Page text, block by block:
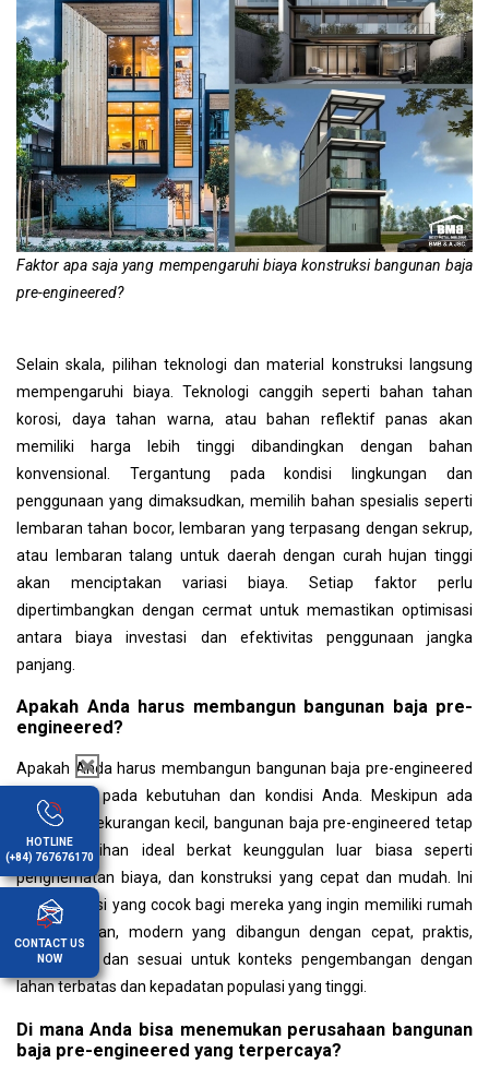
Faktor apa saja yang mempengaruhi biaya konstruksi bangunan baja
pre-engineered?
Selain skala, pilihan teknologi dan material konstruksi langsung
mempengaruhi biaya. Teknologi canggih seperti bahan tahan
korosi, daya tahan warna, atau bahan reflektif panas akan
memiliki harga lebih tinggi dibandingkan dengan bahan
konvensional. Tergantung pada kondisi lingkungan dan
penggunaan yang dimaksudkan, memilih bahan spesialis seperti
lembaran tahan bocor, lembaran yang terpasang dengan sekrup,
atau lembaran talang untuk daerah dengan curah hujan tinggi
akan menciptakan variasi biaya. Setiap faktor perlu
dipertimbangkan dengan cermat untuk memastikan optimisasi
antara biaya investasi dan efektivitas penggunaan jangka
panjang.
Apakah Anda harus membangun bangunan baja pre-
engineered?
Apakah Anda harus membangun bangunan baja pre-engineered
tergantung pada kebutuhan dan kondisi Anda. Meskipun ada
beberapa kekurangan kecil, bangunan baja pre-engineered tetap
menjadi pilihan ideal berkat keunggulan luar biasa seperti
penghematan biaya, dan konstruksi yang cepat dan mudah. Ini
adalah solusi yang cocok bagi mereka yang ingin memiliki rumah
yang nyaman, modern yang dibangun dengan cepat, praktis,
terjangkau, dan sesuai untuk konteks pengembangan dengan
lahan terbatas dan kepadatan populasi yang tinggi.
Di mana Anda bisa menemukan perusahaan bangunan
baja pre-engineered yang terpercaya?
HOTLINE
(+84) 767676170
CONTACT US
NOW